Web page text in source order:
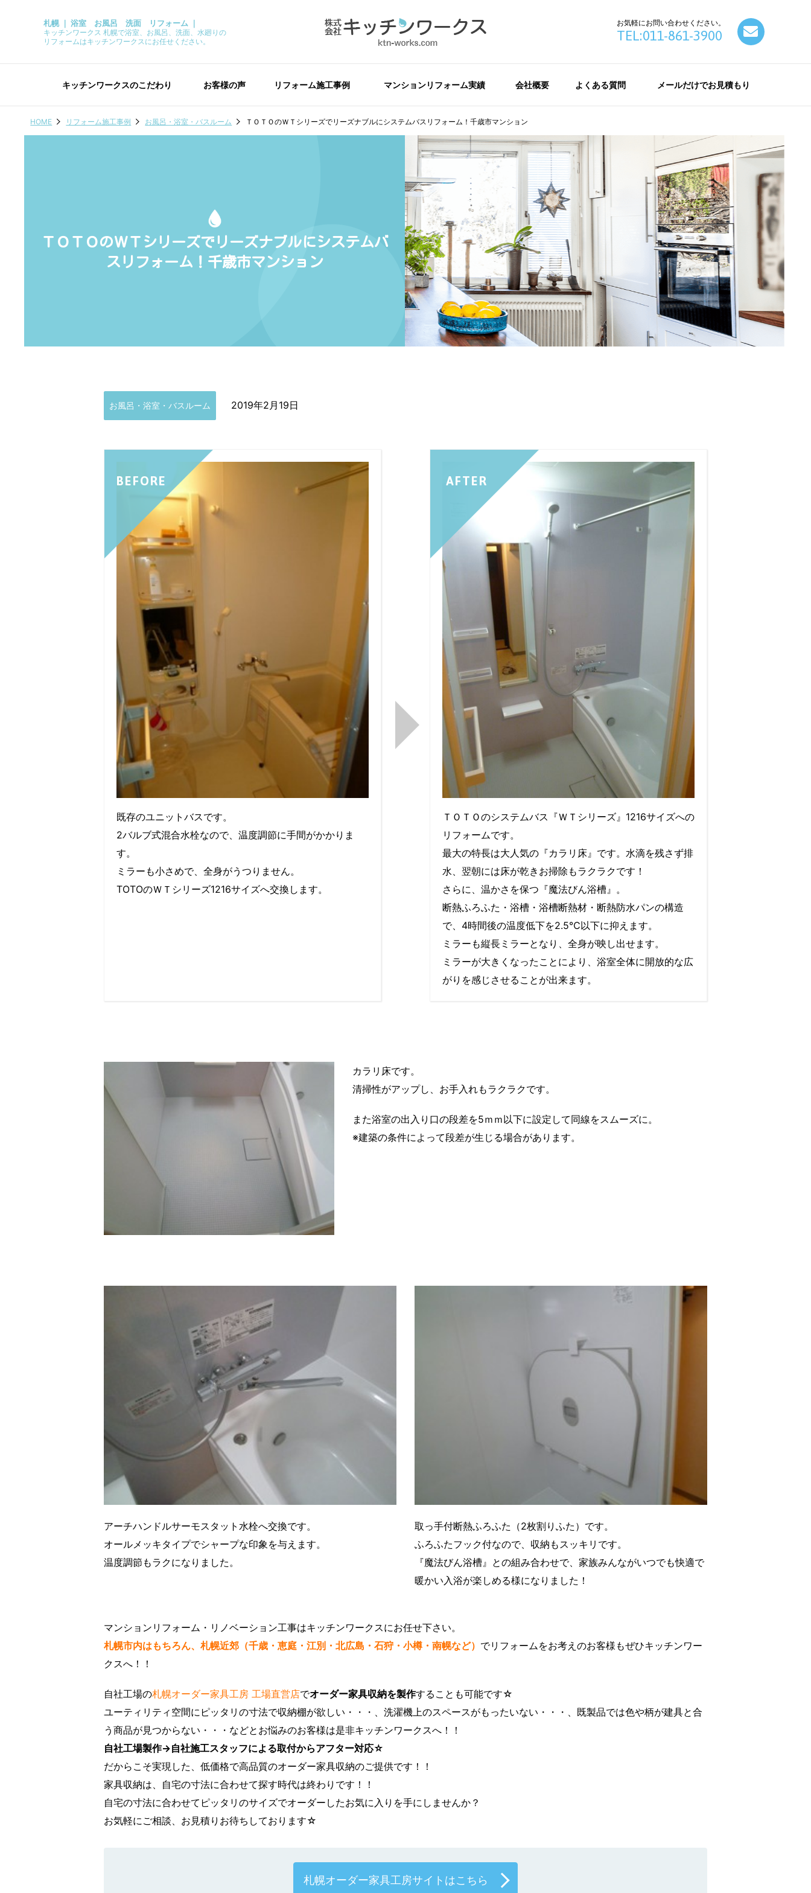
札幌 ｜ 浴室 お風呂 洗面 リフォーム ｜
キッチンワークス 札幌で浴室、お風呂、洗面、水廻りの
リフォームはキッチンワークスにお任せください。
お気軽にお問い合わせください。
TEL:011-861-3900
キッチンワークスのこだわり お客様の声 リフォーム施工事例 マンションリフォーム実績 会社概要 よくある質問 メールだけでお見積もり
HOME リフォーム施工事例 お風呂・浴室・バスルーム ＴＯＴＯのＷＴシリーズでリーズナブルにシステムバスリフォーム！千歳市マンション
ＴＯＴＯのＷＴシリーズでリーズナブルにシステムバ
スリフォーム！千歳市マンション
お風呂・浴室・バスルーム 2019年2月19日
BEFORE
既存のユニットバスです。
2バルブ式混合水栓なので、温度調節に手間がかかりま
す。
ミラーも小さめで、全身がうつりません。
TOTOのＷＴシリーズ1216サイズへ交換します。
AFTER
ＴＯＴＯのシステムバス『ＷＴシリーズ』1216サイズへの
リフォームです。
最大の特長は大人気の『カラリ床』です。水滴を残さず排
水、翌朝には床が乾きお掃除もラクラクです！
さらに、温かさを保つ『魔法びん浴槽』。
断熱ふろふた・浴槽・浴槽断熱材・断熱防水パンの構造
で、4時間後の温度低下を2.5℃以下に抑えます。
ミラーも縦長ミラーとなり、全身が映し出せます。
ミラーが大きくなったことにより、浴室全体に開放的な広
がりを感じさせることが出来ます。
カラリ床です。
清掃性がアップし、お手入れもラクラクです。
また浴室の出入り口の段差を5ｍｍ以下に設定して同線をスムーズに。
※建築の条件によって段差が生じる場合があります。
アーチハンドルサーモスタット水栓へ交換です。
オールメッキタイプでシャープな印象を与えます。
温度調節もラクになりました。
取っ手付断熱ふろふた（2枚割りふた）です。
ふろふたフック付なので、収納もスッキリです。
『魔法びん浴槽』との組み合わせで、家族みんながいつでも快適で
暖かい入浴が楽しめる様になりました！
マンションリフォーム・リノベーション工事はキッチンワークスにお任せ下さい。
札幌市内はもちろん、札幌近郊（千歳・恵庭・江別・北広島・石狩・小樽・南幌など） でリフォームをお考えのお客様もぜひキッチンワー
クスへ！！
自社工場の札幌オーダー家具工房 工場直営店でオーダー家具収納を製作することも可能です☆
ユーティリティ空間にピッタリの寸法で収納棚が欲しい・・・、洗濯機上のスペースがもったいない・・・、既製品では色や柄が建具と合
う商品が見つからない・・・などとお悩みのお客様は是非キッチンワークスへ！！
自社工場製作→自社施工スタッフによる取付からアフター対応☆
だからこそ実現した、低価格で高品質のオーダー家具収納のご提供です！！
家具収納は、自宅の寸法に合わせて探す時代は終わりです！！
自宅の寸法に合わせてピッタリのサイズでオーダーしたお気に入りを手にしませんか？
お気軽にご相談、お見積りお待ちしております☆
札幌オーダー家具工房サイトはこちら